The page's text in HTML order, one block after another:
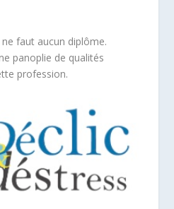
faut aucun diplôme.
panoplie de qualités
profession.